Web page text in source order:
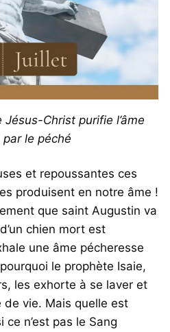
Christ purifie l’âme
le péché
et repoussantes ces
produisent en notre âme !
que saint Augustin va
chien mort est
une âme pécheresse
le prophète Isaie,
les exhorte à se laver et
vie. Mais quelle est
n’est pas le Sang